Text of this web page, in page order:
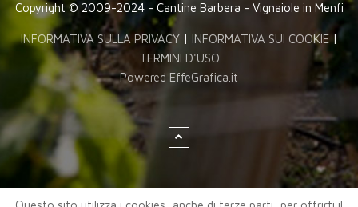
Copyright © 2009-2024 - Cantine Barbera - Vignaiole in Menfi
INFORMATIVA SULLA PRIVACY| INFORMATIVA SUI COOKIE|
TERMINI D'USO
Powered EffeGrafica.it